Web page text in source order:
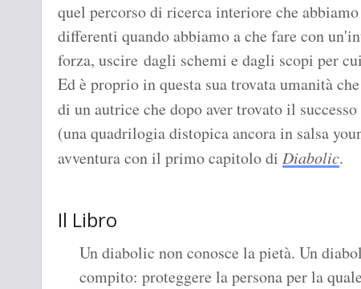
quel percorso di ricerca interiore che
differenti quando abbiamo a che fare con
forza, uscire dagli schemi e dagli scopi per
Ed è proprio in questa sua trovata umanità
di un autrice che dopo aver trovato il
(una quadrilogia distopica ancora in salsa
avventura con il primo capitolo di Diabolic.
Il Libro
Un diabolic non conosce la pietà. Un
compito: proteggere la persona per la